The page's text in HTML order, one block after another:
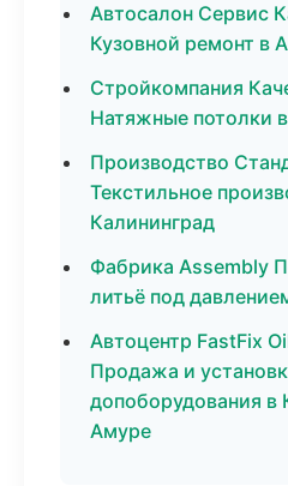
Автосалон Сервис
Кузовной ремонт в
Стройкомпания
Натяжные потолки
Производство
Текстильное
Калининград
Фабрика Assembly
литьё под
Автоцентр FastFix
Продажа и
допоборудования
Амуре